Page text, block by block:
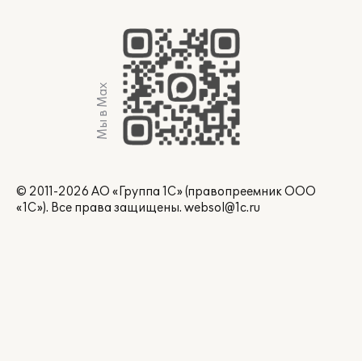
Мы в Max
© 2011-2026 АО «Группа 1С» (правопреемник ООО
«1С»). Все права защищены. websol@1c.ru